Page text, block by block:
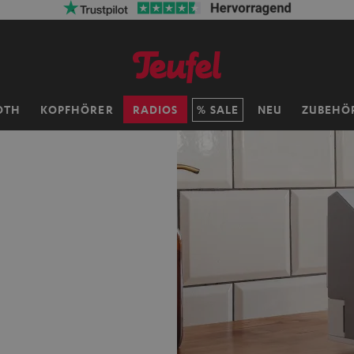
KOPFHÖRER RADIOS SALE NEU